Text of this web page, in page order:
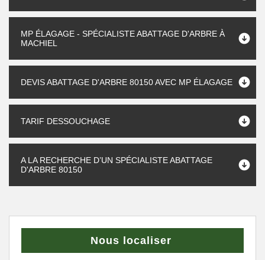
MP ÉLAGAGE - SPÉCIALISTE ABATTAGE D'ARBRE À
MACHIEL
DEVIS ABATTAGE D'ARBRE 80150 AVEC MP ÉLAGAGE
TARIF DESSOUCHAGE
A LA RECHERCHE D’UN SPÉCIALISTE ABATTAGE
D'ARBRE 80150
Nous localiser